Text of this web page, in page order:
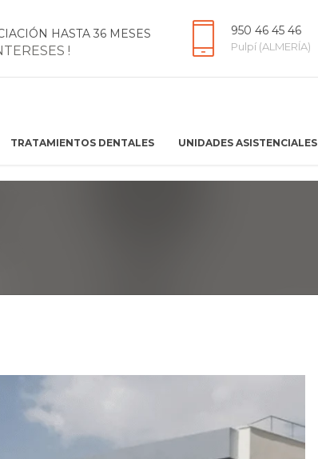
HASTA 36 MESES
!
950 46 45 46
Pulpí (ALMERÍA)
TRATAMIENTOS DENTALES UNIDADES ASISTENCIALES